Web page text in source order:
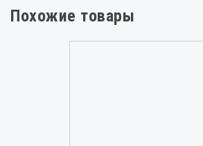
Современная славянская одежда
Похожие товары